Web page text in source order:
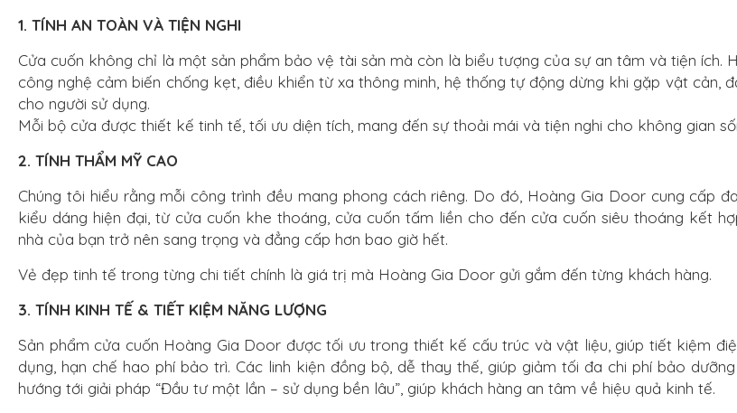
1. TÍNH AN TOÀN VÀ TIỆN NGHI
Cửa cuốn không chỉ là một sản phẩm bảo vệ tài sản mà còn là biểu tượng của sự an tâm và tiện ích.
công nghệ cảm biến chống kẹt, điều khiển từ xa thông minh, hệ thống tự động dừng khi gặp vật cản,
cho người sử dụng.
Mỗi bộ cửa được thiết kế tinh tế, tối ưu diện tích, mang đến sự thoải mái và tiện nghi cho không gian
2. TÍNH THẨM MỸ CAO
Chúng tôi hiểu rằng mỗi công trình đều mang phong cách riêng. Do đó, Hoàng Gia Door cung cấp
kiểu dáng hiện đại, từ cửa cuốn khe thoáng, cửa cuốn tấm liền cho đến cửa cuốn siêu thoáng kết
nhà của bạn trở nên sang trọng và đẳng cấp hơn bao giờ hết.
Vẻ đẹp tinh tế trong từng chi tiết chính là giá trị mà Hoàng Gia Door gửi gắm đến từng khách hàng.
3. TÍNH KINH TẾ & TIẾT KIỆM NĂNG LƯỢNG
Sản phẩm cửa cuốn Hoàng Gia Door được tối ưu trong thiết kế cấu trúc và vật liệu, giúp tiết kiệm
dụng, hạn chế hao phí bảo trì. Các linh kiện đồng bộ, dễ thay thế, giúp giảm tối đa chi phí bảo
hướng tới giải pháp “Đầu tư một lần – sử dụng bền lâu”, giúp khách hàng an tâm về hiệu quả kinh tế.